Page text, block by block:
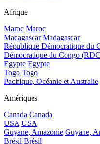
Afrique
Maroc Maroc
Madagascar Madagascar
République Démocratique du
Démocratique du Congo
Egypte Egypte
Togo Togo
Pacifique, Océanie et Australie
Amériques
Canada Canada
USA USA
Guyane, Amazonie Guyane,
Brésil Brésil